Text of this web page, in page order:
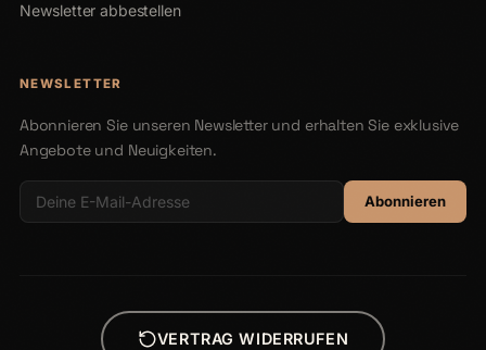
Newsletter abbestellen
NEWSLETTER
Abonnieren Sie unseren Newsletter und erhalten Sie exklusive
Angebote und Neuigkeiten.
Abonnieren
VERTRAG WIDERRUFEN